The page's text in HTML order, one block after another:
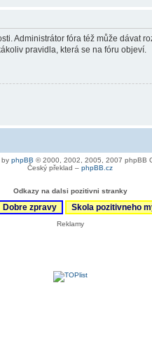
Administrátor fóra též může
pravidla, která se na fóru objeví.
by phpBB © 2000, 2002, 2005, 2007 phpBB
Český překlad – phpBB.cz
Odkazy na dalsi pozitivni stranky
Dobre zpravy Skola pozitivneho
Reklamy